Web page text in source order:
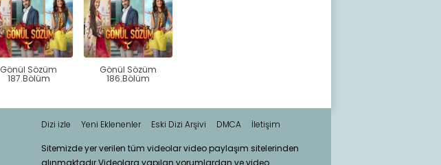
Gönül Sözüm
187.Bölüm
Gönül Sözüm
186.Bölüm
Dizi izle Yeni Eklenenler Eski Dizi Arşivi DMCA İletişim
Sitemizde yer verilen tüm videolar video paylaşım sitelerinden